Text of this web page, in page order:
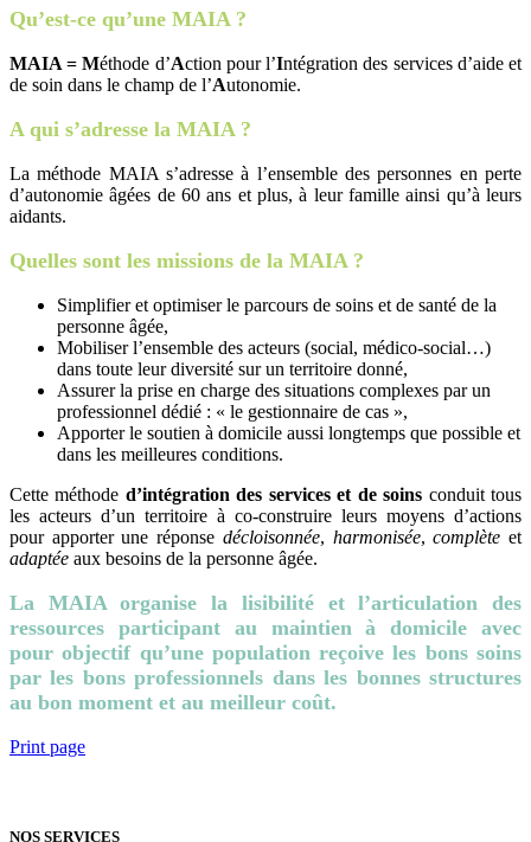
Qu’est-ce qu’une MAIA ?
MAIA =Méthode d’Action pour l’Intégration des services d’aide et
de soin dans le champ de l’Autonomie.
A qui s’adresse la MAIA ?
La méthode MAIA s’adresse à l’ensemble des personnes en perte
d’autonomie âgées de 60 ans et plus, à leur famille ainsi qu’à leurs
aidants.
Quelles sont les missions de la MAIA ?
Simplifier et optimiser le parcours de soins et de santé de la
personne âgée,
Mobiliser l’ensemble des acteurs (social, médico-social…)
dans toute leur diversité sur un territoire donné,
Assurer la prise en charge des situations complexes par un
professionnel dédié : « le gestionnaire de cas »,
Apporter le soutien à domicile aussi longtemps que possible et
dans les meilleures conditions.
Cette méthode d’intégration des services et de soins conduit tous
les acteurs d’un territoire à co-construire leurs moyens d’actions
pour apporter une réponse décloisonnée, harmonisée,complète et
adaptée aux besoins de la personne âgée.
La MAIA organise la lisibilité et l’articulation des
ressources participant au maintien à domicile avec
pour objectif qu’une population reçoive les bons soins
par les bons professionnels dans les bonnes structures
au bon moment et au meilleur coût.
Print page
NOS SERVICES